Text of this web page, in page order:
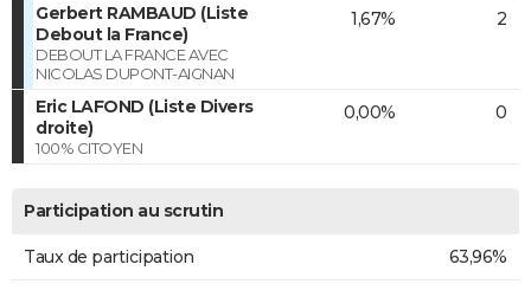
Gerbert RAMBAUD (Liste
Debout la France)
DEBOUT LA FRANCE AVEC
NICOLAS DUPONT-AIGNAN
1,67% 2
Eric LAFOND (Liste Divers
droite)
100% CITOYEN
0,00% 0
Participation au scrutin
Taux de participation 63,96%